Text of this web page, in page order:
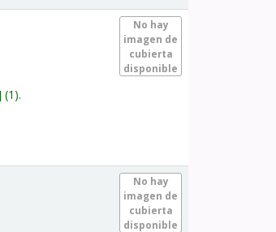
No hay
imagen de
cubierta
disponible
(1).
No hay
imagen de
cubierta
disponible